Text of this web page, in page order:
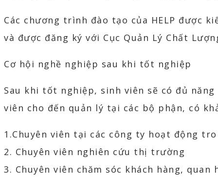
Các chương trình đào tạo của HELP được
và được đăng ký với Cục Quản Lý Chất
Cơ hội nghề nghiệp sau khi tốt nghiệp
Sau khi tốt nghiệp, sinh viên sẽ có đủ
viên cho đến quản lý tại các bộ phận, có
1.Chuyên viên tại các công ty hoạt động
2. Chuyên viên nghiên cứu thị trường
3. Chuyên viên chăm sóc khách hàng, quan